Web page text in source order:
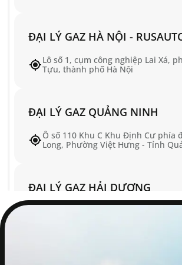
ĐẠI LÝ GAZ HÀ NỘI -
Lô số 1, cụm công nghiệp Lai Xá,
Tựu, thành phố Hà Nội
ĐẠI LÝ GAZ QUẢNG NINH
Ô số 110 Khu C Khu Định Cư phía
Long, Phường Việt Hưng - Tỉnh
ĐẠI LÝ GAZ HẢI DƯƠNG